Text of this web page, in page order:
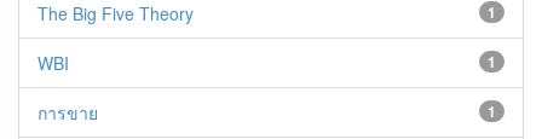
1
The Big Five Theory
1
WBI
1
การขาย